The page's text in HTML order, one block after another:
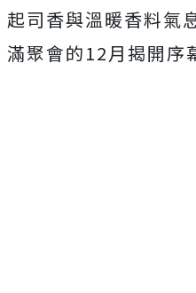
起司香與溫暖香料氣
滿聚會的12月揭開序